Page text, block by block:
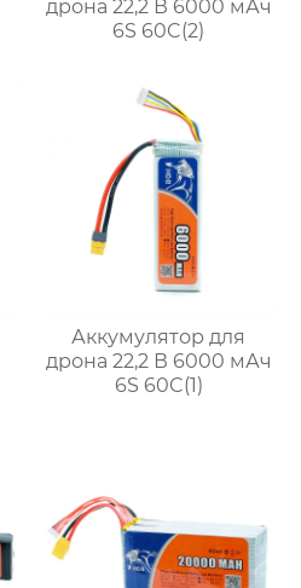
дрона 22,2 В 6000 мАч
6S 60C(2)
Аккумулятор для
дрона 22,2 В 6000 мАч
6S 60C(1)